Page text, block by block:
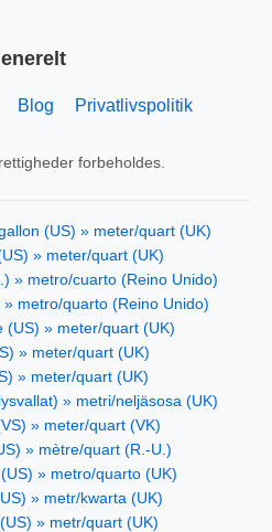
Blog Privatlivspolitik
forbeholdes.
(US) » meter/quart (UK)
» meter/quart (UK)
» metro/cuarto (Reino Unido)
metro/quarto (Reino Unido)
(US) » meter/quart (UK)
» meter/quart (UK)
» meter/quart (UK)
» metri/neljäsosa (UK)
» meter/quart (VK)
» mètre/quart (R.-U.)
» metro/quarto (UK)
» metr/kwarta (UK)
» metr/quart (UK)